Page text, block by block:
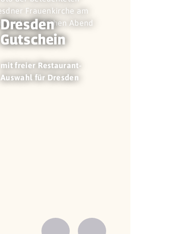
Dresden
Gutschein
mit freier Restaurant-
Auswahl für Dresden